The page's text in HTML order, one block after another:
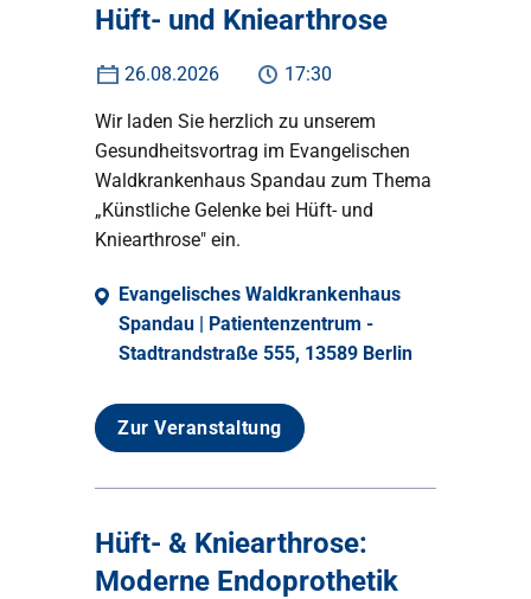
Hüft- und Kniearthrose
26.08.2026 17:30
Wir laden Sie herzlich zu unserem
Gesundheitsvortrag im Evangelischen
Waldkrankenhaus Spandau zum Thema
„Künstliche Gelenke bei Hüft- und
Kniearthrose" ein.
Evangelisches Waldkrankenhaus
Spandau | Patientenzentrum -
Stadtrandstraße 555, 13589 Berlin
Zur Veranstaltung
Hüft- & Kniearthrose:
Moderne Endoprothetik